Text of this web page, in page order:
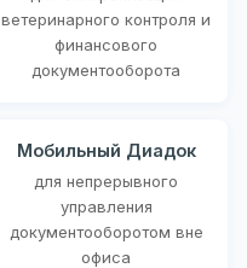
ветеринарного контроля и
финансового
документооборота
Мобильный Диадок
для непрерывного
управления
документооборотом вне
офиса